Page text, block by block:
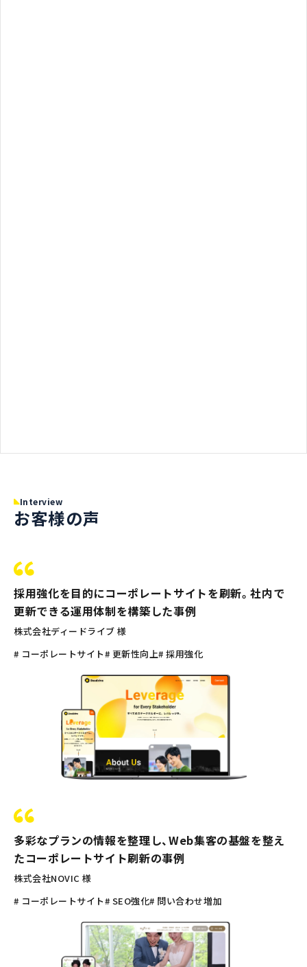
Interview
お客様の声
採用強化を目的にコーポレートサイトを刷新。社内で
更新できる運用体制を構築した事例
株式会社ディードライブ 様
# コーポレートサイト# 更新性向上# 採用強化
多彩なプランの情報を整理し、Web集客の基盤を整え
たコーポレートサイト刷新の事例
株式会社NOVIC 様
# コーポレートサイト# SEO強化# 問い合わせ増加